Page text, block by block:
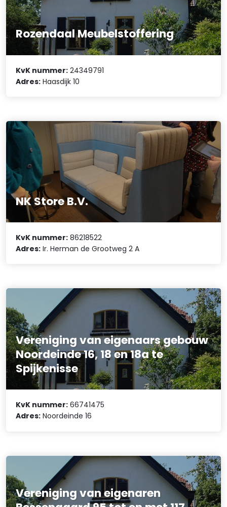
Rozendaal Meubelstoffering
KvK nummer: 24349791
Adres: Haasdijk 10
NK Store B.V.
KvK nummer: 86218522
Adres: Ir. Herman de Grootweg 2 A
Vereniging van eigenaars gebouw
Noordeinde 16, 18 en 18a te
Spijkenisse
KvK nummer: 66741475
Adres: Noordeinde 16
Vereniging van eigenaren